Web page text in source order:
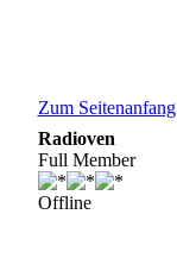
Zum Seitenanfang
Radioven
Full Member
Offline